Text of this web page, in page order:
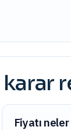
karar
Fiyatı